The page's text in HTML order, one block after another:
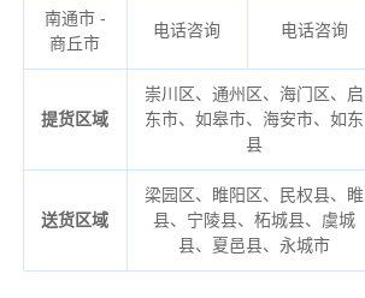
南通市 -
商丘市
电话咨询 电话咨询
提货区域
崇川区、通州区、海门区、启
东市、如皋市、海安市、如东
县
送货区域
梁园区、睢阳区、民权县、睢
县、宁陵县、柘城县、虞城
县、夏邑县、永城市